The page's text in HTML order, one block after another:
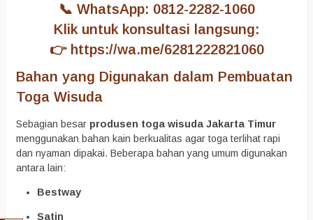
📞 WhatsApp: 0812-2282-1060
Klik untuk konsultasi langsung:
👉 https://wa.me/6281222821060
Bahan yang Digunakan dalam Pembuatan
Toga Wisuda
Sebagian besar produsen toga wisuda Jakarta Timur
menggunakan bahan kain berkualitas agar toga terlihat rapi
dan nyaman dipakai. Beberapa bahan yang umum digunakan
antara lain:
Bestway
Satin